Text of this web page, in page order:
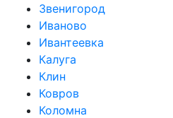
Звенигород
Иваново
Ивантеевка
Калуга
Клин
Ковров
Коломна